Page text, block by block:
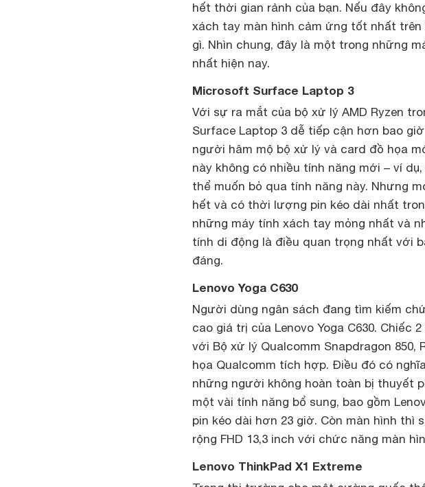
hết thời gian rảnh của bạn. Nếu đây
xách tay màn hình cảm ứng tốt nhất
gì. Nhìn chung, đây là một trong những
nhất hiện nay.
Microsoft Surface Laptop 3
Với sự ra mắt của bộ xử lý AMD Ryzen
Surface Laptop 3 dễ tiếp cận hơn bao
người hâm mộ bộ xử lý và card đồ họa
này không có nhiều tính năng mới – ví
thể muốn bỏ qua tính năng này. Nhưng
hết và có thời lượng pin kéo dài nhất
những máy tính xách tay mỏng nhất và
tính di động là điều quan trọng nhất với
đáng.
Lenovo Yoga C630
Người dùng ngân sách đang tìm kiếm
cao giá trị của Lenovo Yoga C630. Chiếc
với Bộ xử lý Qualcomm Snapdragon 850,
họa Qualcomm tích hợp. Điều đó có
những người không hoàn toàn bị thuyết
một vài tính năng bổ sung, bao gồm
pin kéo dài hơn 23 giờ. Còn màn hình thì
rộng FHD 13,3 inch với chức năng màn
Lenovo ThinkPad X1 Extreme